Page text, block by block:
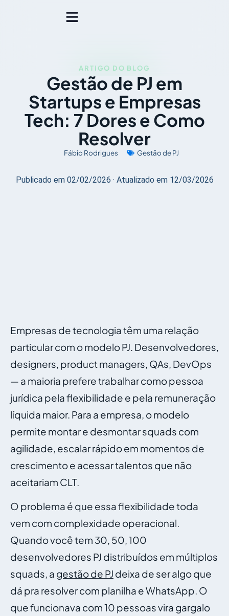
ARTIGO DO BLOG
Gestão de PJ em
Startups e Empresas
Tech: 7 Dores e Como
Resolver
Fábio Rodrigues Gestão de PJ
Publicado em 02/02/2026 · Atualizado em 12/03/2026
Empresas de tecnologia têm uma relação
particular com o modelo PJ. Desenvolvedores,
designers, product managers, QAs, DevOps
— a maioria prefere trabalhar como pessoa
jurídica pela flexibilidade e pela remuneração
líquida maior. Para a empresa, o modelo
permite montar e desmontar squads com
agilidade, escalar rápido em momentos de
crescimento e acessar talentos que não
aceitariam CLT.
O problema é que essa flexibilidade toda
vem com complexidade operacional.
Quando você tem 30, 50, 100
desenvolvedores PJ distribuídos em múltiplos
squads, a gestão de PJ deixa de ser algo que
dá pra resolver com planilha e WhatsApp. O
que funcionava com 10 pessoas vira gargalo